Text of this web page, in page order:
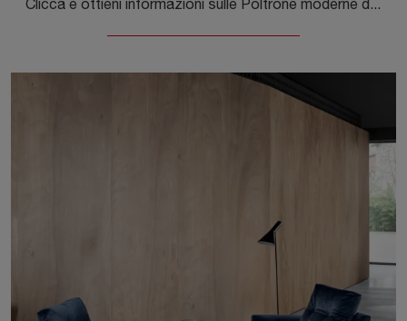
Clicca e ottieni informazioni sulle Poltrone moderne di Flexteam! Vari modelli in tessuto, come Becky, ti attendono.